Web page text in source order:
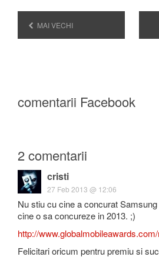
MAI VECHI
comentarii Facebook
2 comentarii
cristi
27 Feb 2013 @ 12:06
Nu stiu cu cine a concurat
cine o sa concureze in 2013. ;)
http://
Felicitari oricum pentru premiu si